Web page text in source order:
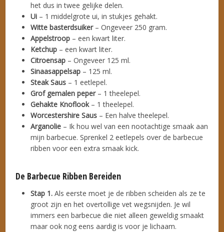
het dus in twee gelijke delen.
Ui – 1 middelgrote ui, in stukjes gehakt.
Witte basterdsuiker– Ongeveer 250 gram.
Appelstroop – een kwart liter.
Ketchup – een kwart liter.
Citroensap – Ongeveer 125 ml.
Sinaasappelsap – 125 ml.
Steak Saus – 1 eetlepel.
Grof gemalen peper– 1 theelepel.
Gehakte Knoflook– 1 theelepel.
Worcestershire Saus – Een halve theelepel.
Arganolie – Ik hou wel van een nootachtige smaak aan
mijn barbecue. Sprenkel 2 eetlepels over de barbecue
ribben voor een extra smaak kick.
De Barbecue Ribben Bereiden
Stap 1.Als eerste moet je de ribben scheiden als ze te
groot zijn en het overtollige vet wegsnijden. Je wil
immers een barbecue die niet alleen geweldig smaakt
maar ook nog eens aardig is voor je lichaam.